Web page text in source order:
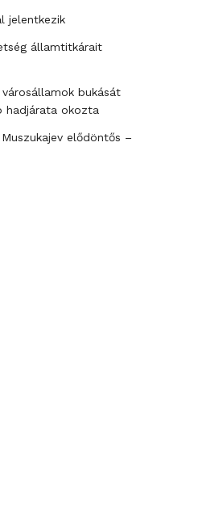
jelentkezik
államtitkárait
bukását
hadjárata okozta
elődöntős –